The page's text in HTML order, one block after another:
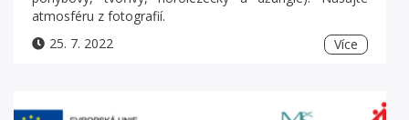
atmosféru z fotografií.
25. 7. 2022
Více